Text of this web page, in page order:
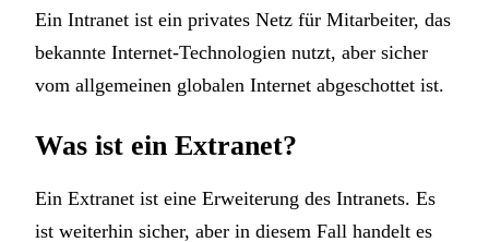
Ein Intranet ist ein privates Netz für Mitarbeiter, das
bekannte Internet-Technologien nutzt, aber sicher
vom allgemeinen globalen Internet abgeschottet ist.
Was ist ein Extranet?
Ein Extranet ist eine Erweiterung des Intranets. Es
ist weiterhin sicher, aber in diesem Fall handelt es